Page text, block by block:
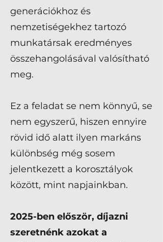
generációkhoz és
nemzetiségekhez tartozó
munkatársak eredményes
összehangolásával valósítható
meg.
Ez a feladat se nem könnyű, se
nem egyszerű, hiszen ennyire
rövid idő alatt ilyen markáns
különbség még sosem
jelentkezett a korosztályok
között, mint napjainkban.
2025-ben először, díjazni
szeretnénk azokat a